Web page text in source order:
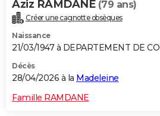
Aziz RAMDANE (79 ans)
Créer une cagnotte obsèques
Naissance
21/03/1947 à DEPARTEMENT DE
Décès
28/04/2026 à la Madeleine
Famille RAMDANE